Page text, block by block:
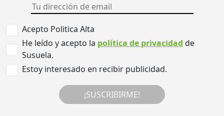
Acepto Politica Alta
He leído y acepto la política de privacidad de
Susuela.
Estoy interesado en recibir publicidad.
¡SUSCRIBIRME!